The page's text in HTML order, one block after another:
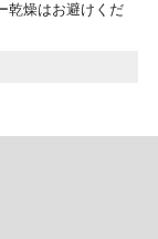
乾燥はお避けくだ